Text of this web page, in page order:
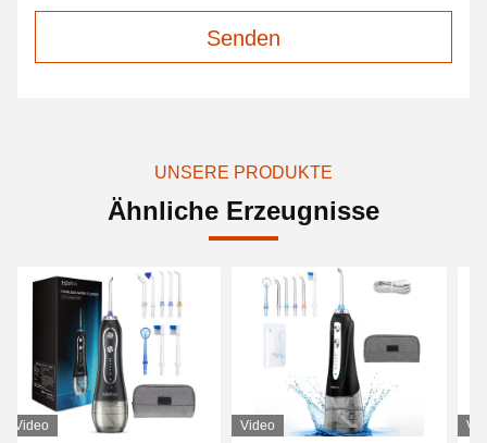
Senden
UNSERE PRODUKTE
Ähnliche Erzeugnisse
Video Video